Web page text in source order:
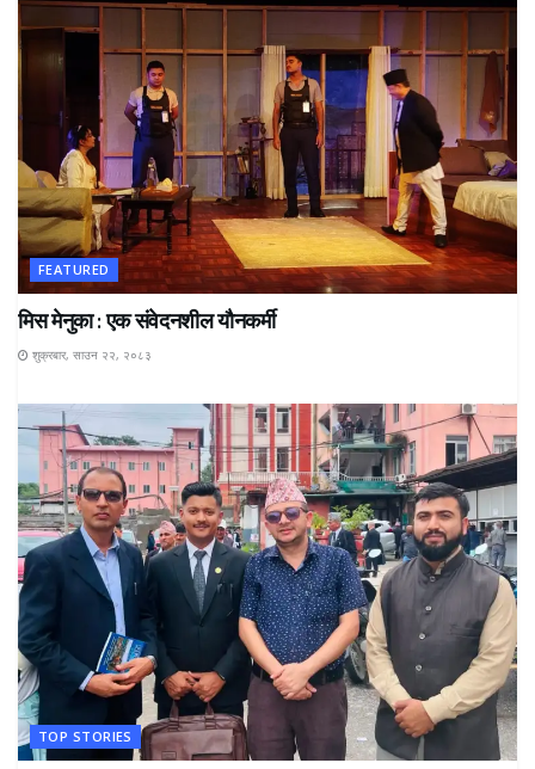
FEATURED
मिस मेनुका : एक संवेदनशील यौनकर्मी
शुक्रबार, साउन २२, २०८३
TOP STORIES